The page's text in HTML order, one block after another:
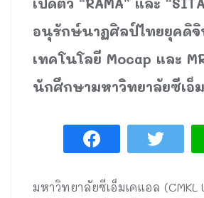
อนุรักษ์นาฏศิลป์ไทยยุคดิจิ
เทคโนโลยี Mocap และ
นักศึกษามหาวิทยาลัยซีเอ็
มหาวิทยาลัยซีเอ็มเคแอล (CMKL